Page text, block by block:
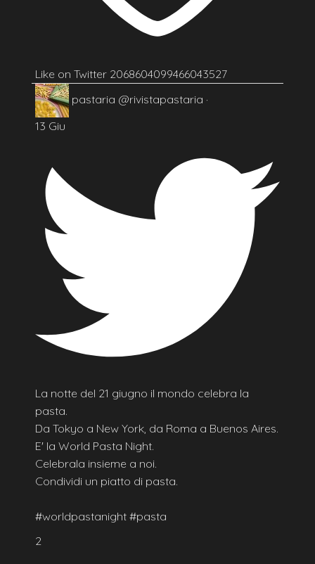
Like on Twitter 2068604099466043527
pastaria @rivistapastaria ·
13 Giu
La notte del 21 giugno il mondo celebra la
pasta.
Da Tokyo a New York, da Roma a Buenos Aires.
E' la World Pasta Night.
Celebrala insieme a noi.
Condividi un piatto di pasta.
#worldpastanight #pasta
2